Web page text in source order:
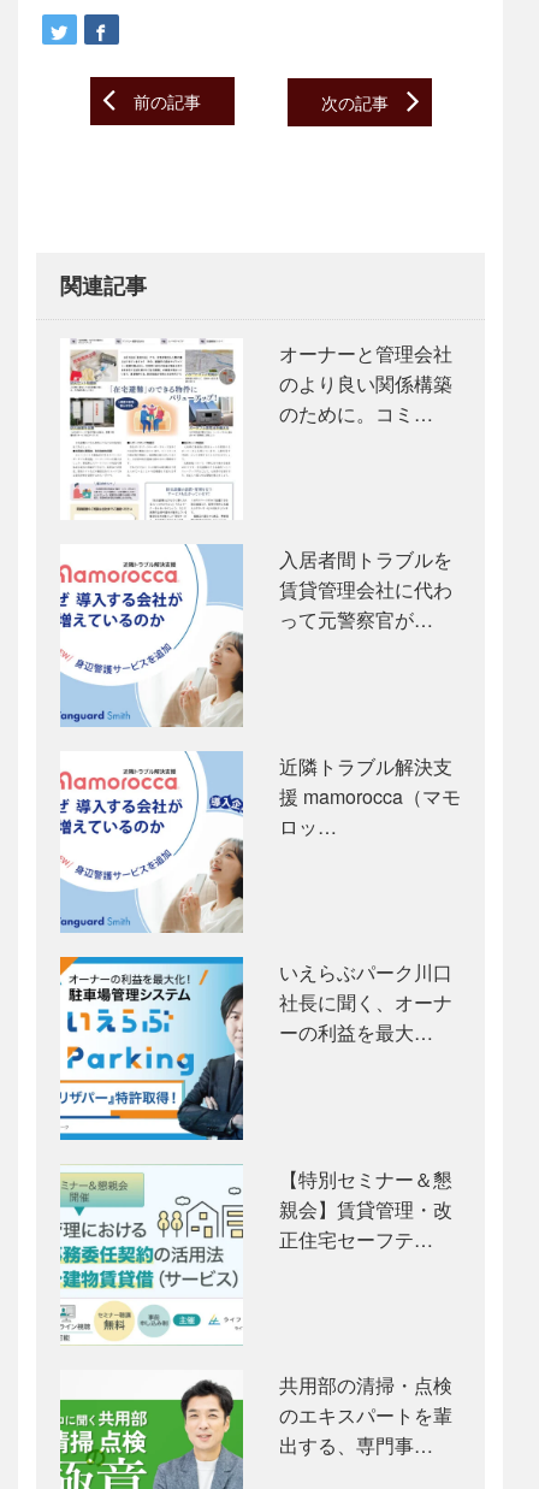
Post
navigation
前の記事 次の記事
関連記事
オーナーと管理会社
のより良い関係構築
のために。コミ…
入居者間トラブルを
賃貸管理会社に代わ
って元警察官が…
近隣トラブル解決支
援 mamorocca（マモ
ロッ…
いえらぶパーク川口
社長に聞く、オーナ
ーの利益を最大…
【特別セミナー＆懇
親会】賃貸管理・改
正住宅セーフテ…
共用部の清掃・点検
のエキスパートを輩
出する、専門事…